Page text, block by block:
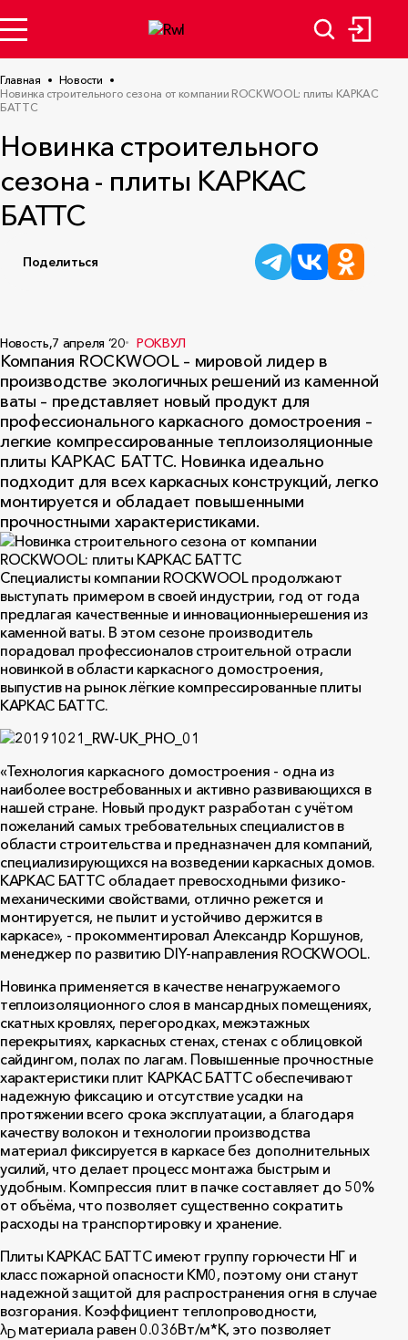
Главная
Новости
Новинка строительного сезона от компании ROCKWOOL: плиты КАРКАС
БАТТС
Новинка строительного
сезона - плиты КАРКАС
БАТТС
Поделиться
Новость,7 апреля ‘20 РОКВУЛ
Компания ROCKWOOL – мировой лидер в
производстве экологичных решений из каменной
ваты – представляет новый продукт для
профессионального каркасного домостроения –
легкие компрессированные теплоизоляционные
плиты КАРКАС БАТТС. Новинка идеально
подходит для всех каркасных конструкций, легко
монтируется и обладает повышенными
прочностными характеристиками.
Специалисты компании ROCKWOOL продолжают
выступать примером в своей индустрии, год от года
предлагая качественные и инновационныерешения из
каменной ваты. В этом сезоне производитель
порадовал профессионалов строительной отрасли
новинкой в области каркасного домостроения,
выпустив на рынок лёгкие компрессированные плиты
КАРКАС БАТТС.
«Технология каркасного домостроения - одна из
наиболее востребованных и активно развивающихся в
нашей стране. Новый продукт разработан с учётом
пожеланий самых требовательных специалистов в
области строительства и предназначен для компаний,
специализирующихся на возведении каркасных домов.
КАРКАС БАТТС обладает превосходными физико-
механическими свойствами, отлично режется и
монтируется, не пылит и устойчиво держится в
каркасе», - прокомментировал Александр Коршунов,
менеджер по развитию DIY-направления ROCKWOOL.
Новинка применяется в качестве ненагружаемого
теплоизоляционного слоя в мансардных помещениях,
скатных кровлях, перегородках, межэтажных
перекрытиях, каркасных стенах, стенах с облицовкой
сайдингом, полах по лагам. Повышенные прочностные
характеристики плит КАРКАС БАТТС обеспечивают
надежную фиксацию и отсутствие усадки на
протяжении всего срока эксплуатации, а благодаря
качеству волокон и технологии производства
материал фиксируется в каркасе без дополнительных
усилий, что делает процесс монтажа быстрым и
удобным. Компрессия плит в пачке составляет до 50%
от объёма, что позволяет существенно сократить
расходы на транспортировку и хранение.
Плиты КАРКАС БАТТС имеют группу горючести НГ и
класс пожарной опасности КМ0, поэтому они станут
надежной защитой для распространения огня в случае
возгорания. Коэффициент теплопроводности,
λD материала равен 0.036Вт/м*К, это позволяет